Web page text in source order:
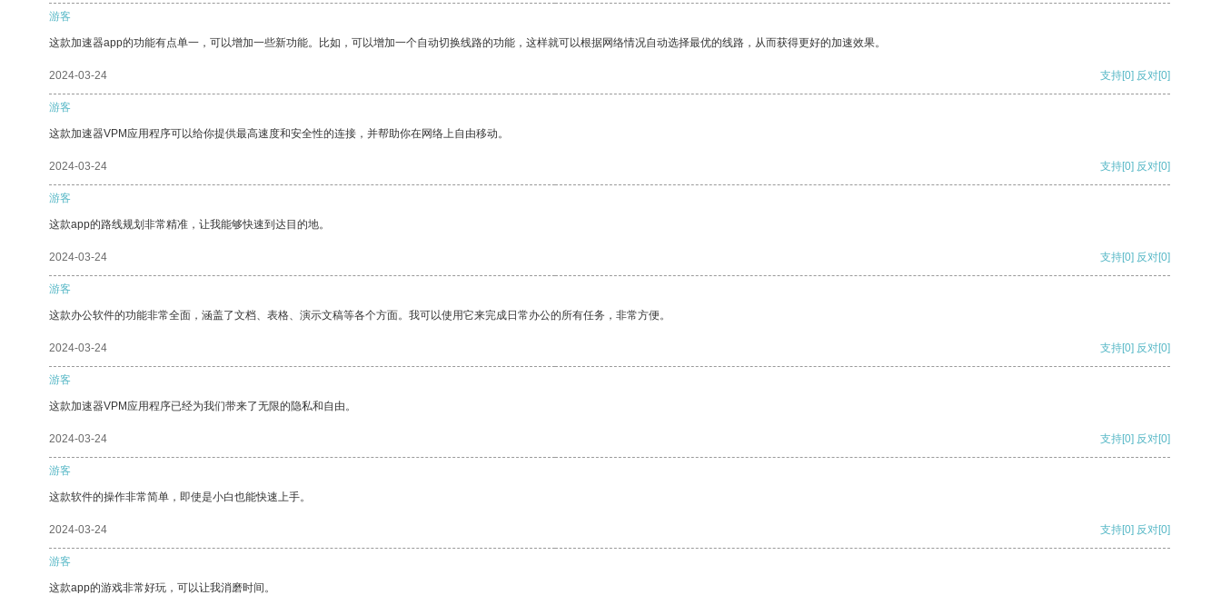
游客
这款加速器app的功能有点单一，可以增加一些新功能。比如，可以增加一个自动切换线路的功能，这样就可以根据网络情况自动选择最优的线路，从而获得更好的加速效果。
2024-03-24 支持[0] 反对[0]
游客
这款加速器VPM应用程序可以给你提供最高速度和安全性的连接，并帮助你在网络上自由移动。
2024-03-24 支持[0] 反对[0]
游客
这款app的路线规划非常精准，让我能够快速到达目的地。
2024-03-24 支持[0] 反对[0]
游客
这款办公软件的功能非常全面，涵盖了文档、表格、演示文稿等各个方面。我可以使用它来完成日常办公的所有任务，非常方便。
2024-03-24 支持[0] 反对[0]
游客
这款加速器VPM应用程序已经为我们带来了无限的隐私和自由。
2024-03-24 支持[0] 反对[0]
游客
这款软件的操作非常简单，即使是小白也能快速上手。
2024-03-24 支持[0] 反对[0]
游客
这款app的游戏非常好玩，可以让我消磨时间。